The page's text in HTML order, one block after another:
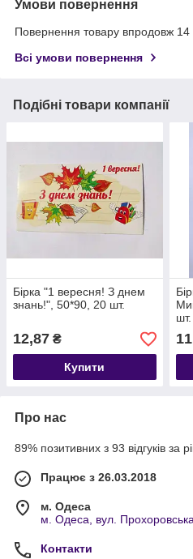
Умови повернення
Повернення товару впродовж 14
Всі умови повернення
Подібні товари компанії
Бірка "1 вересня! З днем
знань!", 50*90, 20 шт.
12,87 ₴
Купити
шт.
Про нас
89% позитивних з 93 відгуків за
Працює з 26.03.2018
м. Одеса
м. Одеса, вул.
Контакти